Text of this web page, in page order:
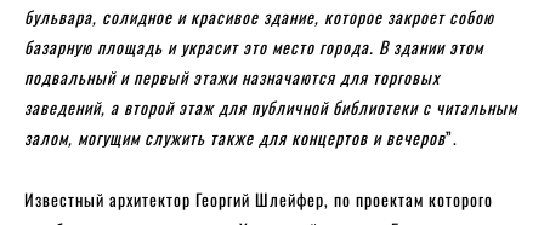
бульвара, солидное и красивое здание, которое закроет собою
базарную площадь и украсит это место города. В здании этом
подвальный и первый этажи назначаются для торговых
заведений, а второй этаж для публичной библиотеки с читальным
залом, могущим служить также для концертов и вечеров”.
Известный архитектор Георгий Шлейфер, по проектам которого